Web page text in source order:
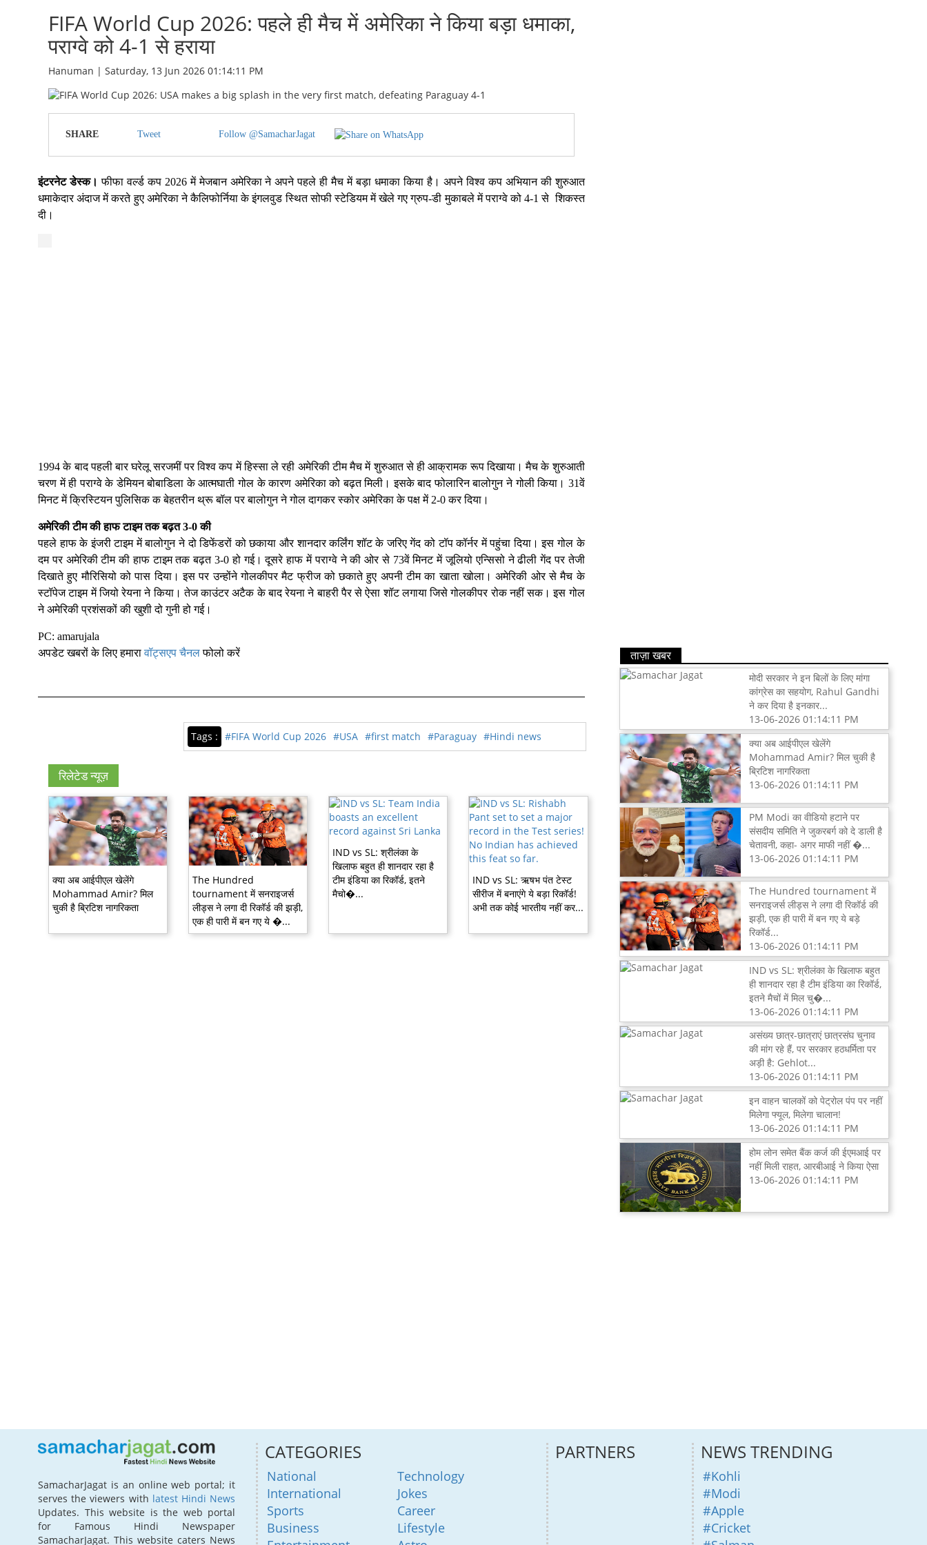
FIFA World Cup 2026: पहले ही मैच में अमेरिका ने किया बड़ा धमाका,
पराग्वे को 4-1 से हराया
Hanuman | Saturday, 13 Jun 2026 01:14:11 PM
SHARE Tweet Follow @SamacharJagat
इंटरनेट डेस्क।फीफा वर्ल्ड कप 2026 में मेजबान अमेरिका ने अपने पहले ही मैच में बड़ा धमाका किया है। अपने विश्व कप अभियान की शुरुआत
धमाकेदार अंदाज में करते हुए अमेरिका ने कैलिफोर्निया के इंगलवुड स्थित सोफी स्टेडियम में खेले गए ग्रुप-डी मुकाबले में पराग्वे को 4-1 से शिकस्त
दी।
1994 के बाद पहली बार घरेलू सरजमीं पर विश्व कप में हिस्सा ले रही अमेरिकी टीम मैच में शुरुआत से ही आक्रामक रूप दिखाया। मैच के शुरुआती
चरण में ही पराग्वे के डेमियन बोबाडिला के आत्मघाती गोल के कारण अमेरिका को बढ़त मिली। इसके बाद फोलारिन बालोगुन ने गोली किया। 31वें
मिनट में क्रिस्टियन पुलिसिक क बेहतरीन थ्रू बॉल पर बालोगुन ने गोल दागकर स्कोर अमेरिका के पक्ष में 2-0 कर दिया।
अमेरिकी टीम की हाफ टाइम तक बढ़त 3-0 की
पहले हाफ के इंजरी टाइम में बालोगुन ने दो डिफेंडरों को छकाया और शानदार कर्लिंग शॉट के जरिए गेंद को टॉप कॉर्नर में पहुंचा दिया। इस गोल के
दम पर अमेरिकी टीम की हाफ टाइम तक बढ़त 3-0 हो गई। दूसरे हाफ में पराग्वे ने की ओर से 73वें मिनट में जूलियो एन्सिसो ने ढीली गेंद पर तेजी
दिखाते हुए मौरिसियो को पास दिया। इस पर उन्होंने गोलकीपर मैट फ्रीज को छकाते हुए अपनी टीम का खाता खोला। अमेरिकी ओर से मैच के
स्टॉपेज टाइम में जियो रेयना ने किया। तेज काउंटर अटैक के बाद रेयना ने बाहरी पैर से ऐसा शॉट लगाया जिसे गोलकीपर रोक नहीं सक। इस गोल
ने अमेरिकी प्रशंसकों की खुशी दो गुनी हो गई।
PC: amarujala
अपडेट खबरों के लिए हमारावॉट्सएप चैनल फोलो करें
Tags : #FIFA World Cup 2026 #USA #first match #Paraguay #Hindi news
रिलेटेड न्यूज़
क्या अब आईपीएल खेलेंगे
Mohammad Amir? मिल
चुकी है ब्रिटिश नागरिकता
The Hundred
tournament में सनराइजर्स
लीड्स ने लगा दी रिकॉर्ड की झड़ी,
एक ही पारी में बन गए ये �...
IND vs SL: श्रीलंका के
खिलाफ बहुत ही शानदार रहा है
टीम इंडिया का रिकॉर्ड, इतने
मैचो�...
IND vs SL: ऋषभ पंत टेस्ट
सीरीज में बनाएंगे ये बड़ा रिकॉर्ड!
अभी तक कोई भारतीय नहीं कर...
ताज़ा खबर
मोदी सरकार ने इन बिलों के लिए मांगा
कांग्रेस का सहयोग, Rahul Gandhi
ने कर दिया है इनकार...
13-06-2026 01:14:11 PM
क्या अब आईपीएल खेलेंगे
Mohammad Amir? मिल चुकी है
ब्रिटिश नागरिकता
13-06-2026 01:14:11 PM
PM Modi का वीडियो हटाने पर
संसदीय समिति ने जुकरबर्ग को दे डाली है
चेतावनी, कहा- अगर माफी नहीं �...
13-06-2026 01:14:11 PM
The Hundred tournament में
सनराइजर्स लीड्स ने लगा दी रिकॉर्ड की
झड़ी, एक ही पारी में बन गए ये बड़े
रिकॉर्ड...
13-06-2026 01:14:11 PM
IND vs SL: श्रीलंका के खिलाफ बहुत
ही शानदार रहा है टीम इंडिया का रिकॉर्ड,
इतने मैचों में मिल चु�...
13-06-2026 01:14:11 PM
असंख्य छात्र-छात्राएं छात्रसंघ चुनाव
की मांग रहे हैं, पर सरकार हठधर्मिता पर
अड़ी है: Gehlot...
13-06-2026 01:14:11 PM
इन वाहन चालकों को पेट्रोल पंप पर नहीं
मिलेगा फ्यूल, मिलेगा चालान!
13-06-2026 01:14:11 PM
होम लोन समेत बैंक कर्ज की ईएमआई पर
नहीं मिली राहत, आरबीआई ने किया ऐसा
13-06-2026 01:14:11 PM
SamacharJagat is an online web portal; it
serves the viewers with latest Hindi News
Updates. This website is the web portal
for Famous Hindi Newspaper
SamacharJagat. This website caters News
CATEGORIES
National
International
Sports
Business
Technology
Jokes
Career
Lifestyle
PARTNERS NEWS TRENDING
#Kohli
#Modi
#Apple
#Cricket